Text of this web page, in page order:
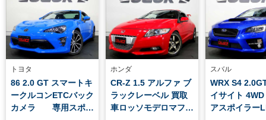
トヨタ
86 2.0 GT スマートキ
ークルコンETCバック
カメラ 専用スポー
ホンダ
CR-Z 1.5 アルファ ブ
ラックレーベル 買取
車ロッソモデロマフラ
スバル
WRX S4
イサイト
アスポイラー